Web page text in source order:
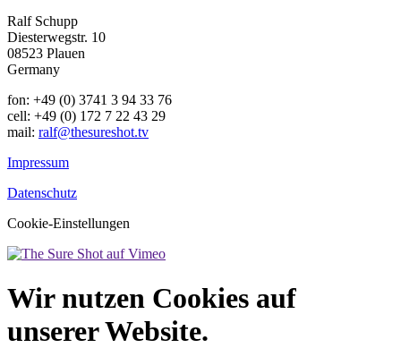
Ralf Schupp
Diesterwegstr. 10
08523 Plauen
Germany
fon: +49 (0) 3741 3 94 33 76
cell: +49 (0) 172 7 22 43 29
mail: ralf@thesureshot.tv
Impressum
Datenschutz
Cookie-Einstellungen
Wir nutzen Cookies auf
unserer Website.